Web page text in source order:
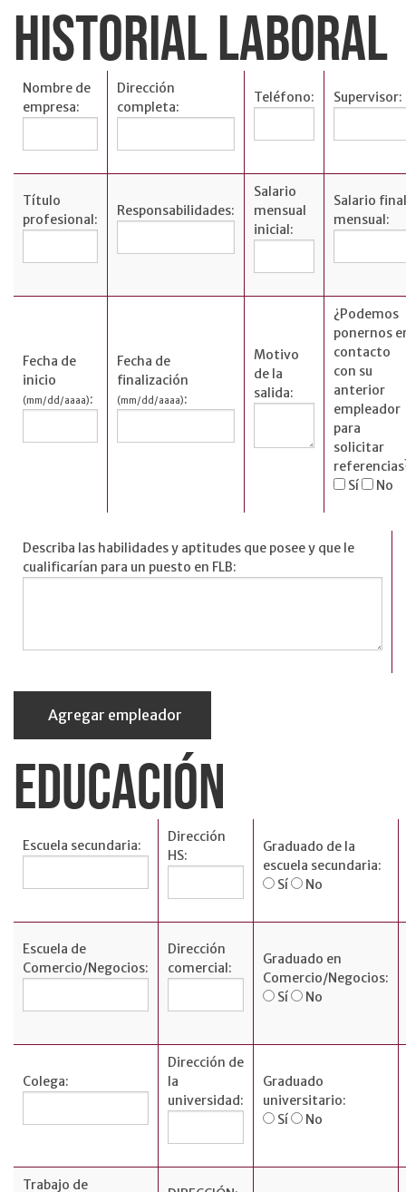
ACERCA DE
Historia
Junta Directiva
Liderazgo
English
NUESTRAS
ENGLISH
HISTORIAL LABORAL
Nombre de
empresa:
Dirección
completa:
Teléfono: Supervisor:
Título
profesional:
Responsabilidades:
Salario
mensual
inicial:
Salario final
mensual:
Fecha de
inicio
(mm/dd/aaaa):
Fecha de
finalización
(mm/dd/aaaa):
Motivo
de la
salida:
¿Podemos
ponernos
contacto
con su
anterior
empleador
para
solicitar
Sí
No
Describa las habilidades y aptitudes que posee y que le
cualificarían para un puesto en FLB:
Agregar empleador
EDUCACIÓN
Escuela secundaria:
Dirección
HS:
Graduado de la
escuela secundaria:
Sí
No
Escuela de
Comercio/Negocios:
Dirección
comercial:
Graduado en
Comercio/Negocios:
Sí
No
Colega:
Dirección de
la
universidad:
Graduado
universitario:
Sí
No
Trabajo de